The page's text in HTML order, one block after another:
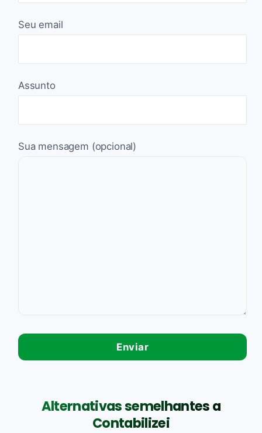
Seu email
Assunto
Sua mensagem (opcional)
Alternativas semelhantes a
Contabilizei